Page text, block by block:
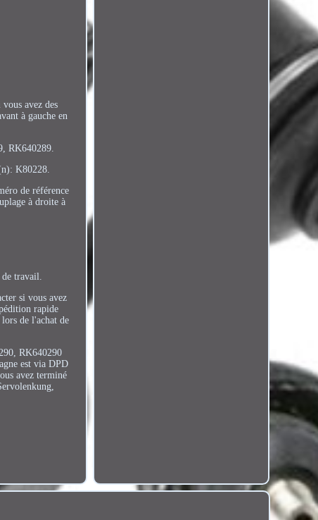
avez des
à gauche en
RK640289.
K80228.
de référence
à droite à
travail.
si vous avez
rapide
de l'achat de
RK640290
est via DPD
avez terminé